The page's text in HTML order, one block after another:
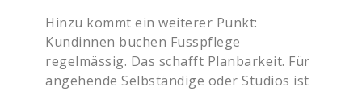
Hinzu kommt ein weiterer Punkt:
Kundinnen buchen Fusspflege
regelmässig. Das schafft Planbarkeit. Für
angehende Selbständige oder Studios ist